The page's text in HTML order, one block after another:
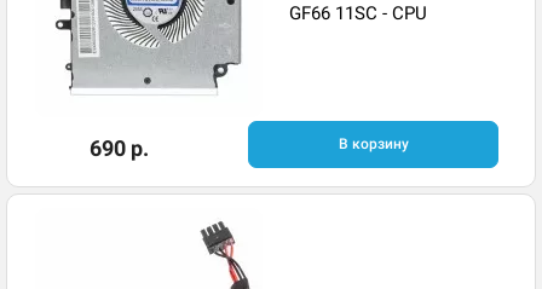
GF66 11SC - CPU
690 р. В корзину